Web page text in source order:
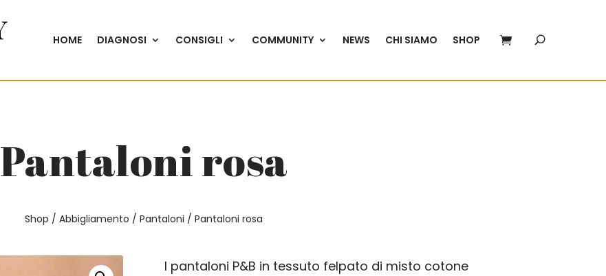
HOME DIAGNOSI CONSIGLI COMMUNITY NEWS CHI SIAMO SHOP
Pantaloni rosa
Shop / Abbigliamento / Pantaloni / Pantaloni rosa
I pantaloni P&B in tessuto felpato di misto cotone